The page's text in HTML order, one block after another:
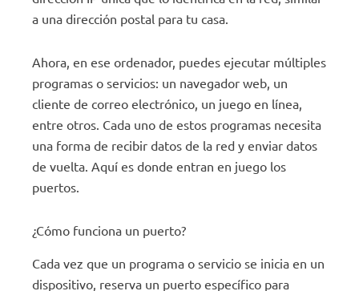
a una dirección postal para tu casa.
Ahora, en ese ordenador, puedes ejecutar múltiples
programas o servicios: un navegador web, un
cliente de correo electrónico, un juego en línea,
entre otros. Cada uno de estos programas necesita
una forma de recibir datos de la red y enviar datos
de vuelta. Aquí es donde entran en juego los
puertos.
¿Cómo funciona un puerto?
Cada vez que un programa o servicio se inicia en un
dispositivo, reserva un puerto específico para